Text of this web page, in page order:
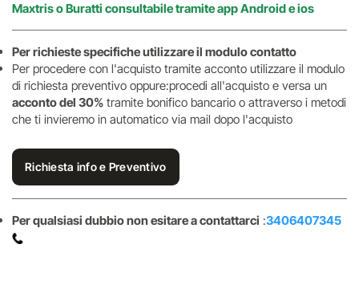
Maxtris o Buratti consultabile tramite app Android e ios
Per richieste specifiche utilizzare il modulo contatto
Per procedere con l'acquisto tramite acconto utilizzare il modulo
di richiesta preventivo oppure:procedi all'acquisto e versa un
acconto del 30% tramite bonifico bancario o attraverso i metodi
che ti invieremo in automatico via mail dopo l'acquisto
Richiesta info e Preventivo
Per qualsiasi dubbio non esitare a contattarci :3406407345